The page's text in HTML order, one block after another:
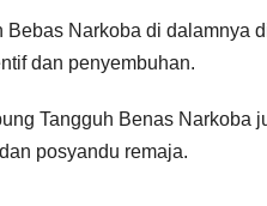
Bebas Narkoba di dalamnya
dan penyembuhan.
Tangguh Benas Narkoba
posyandu remaja.